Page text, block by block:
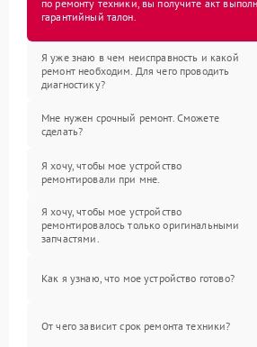
по ремонту техники, вы получите акт
гарантийный талон.
Я уже знаю в чем неисправность и какой
ремонт необходим. Для чего проводить
диагностику?
Мне нужен срочный ремонт. Сможете
сделать?
Я хочу, чтобы мое устройство
ремонтировали при мне.
Я хочу, чтобы мое устройство
ремонтировалось только оригинальными
запчастями.
Как я узнаю, что мое устройство готово?
От чего зависит срок ремонта техники?